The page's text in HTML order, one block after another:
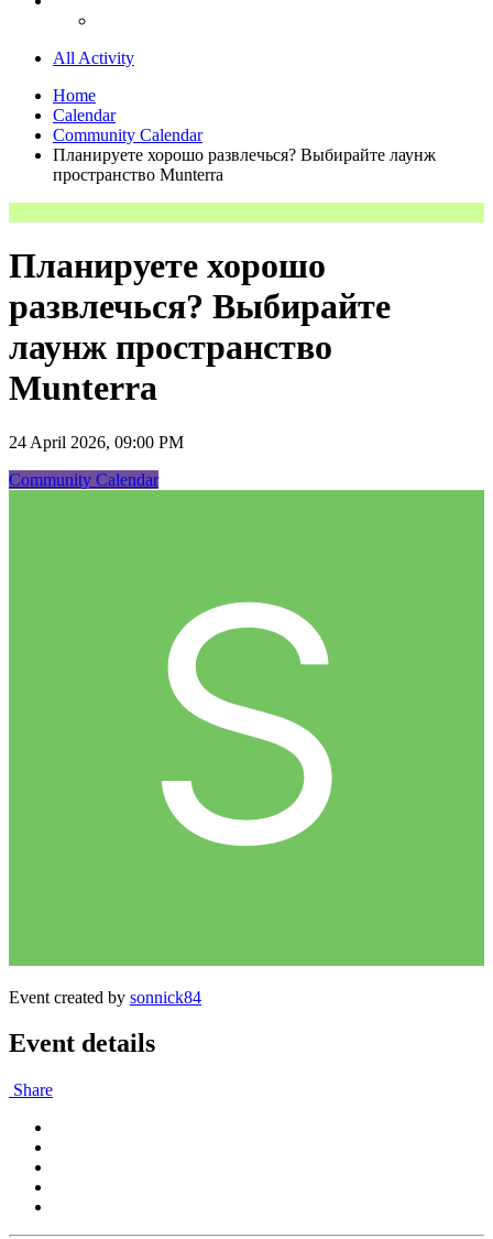
All Activity
Home
Calendar
Community Calendar
Планируете хорошо развлечься? Выбирайте лаунж
пространство Munterra
Планируете хорошо
развлечься? Выбирайте
лаунж пространство
Munterra
24 April 2026, 09:00 PM
Community Calendar
Event created by sonnick84
Event details
Share